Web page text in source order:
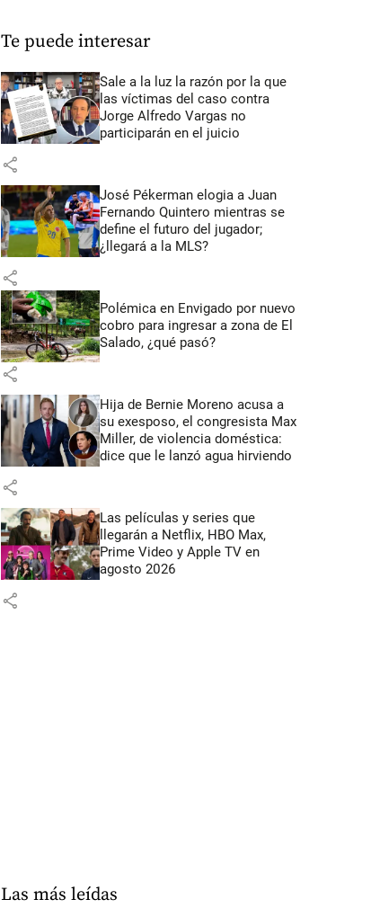
Te puede interesar
Sale a la luz la razón por la que
las víctimas del caso contra
Jorge Alfredo Vargas no
participarán en el juicio
share
José Pékerman elogia a Juan
Fernando Quintero mientras se
define el futuro del jugador;
¿llegará a la MLS?
share
Polémica en Envigado por nuevo
cobro para ingresar a zona de El
Salado, ¿qué pasó?
share
Hija de Bernie Moreno acusa a
su exesposo, el congresista Max
Miller, de violencia doméstica:
dice que le lanzó agua hirviendo
share
Las películas y series que
llegarán a Netflix, HBO Max,
Prime Video y Apple TV en
agosto 2026
share
Las más leídas